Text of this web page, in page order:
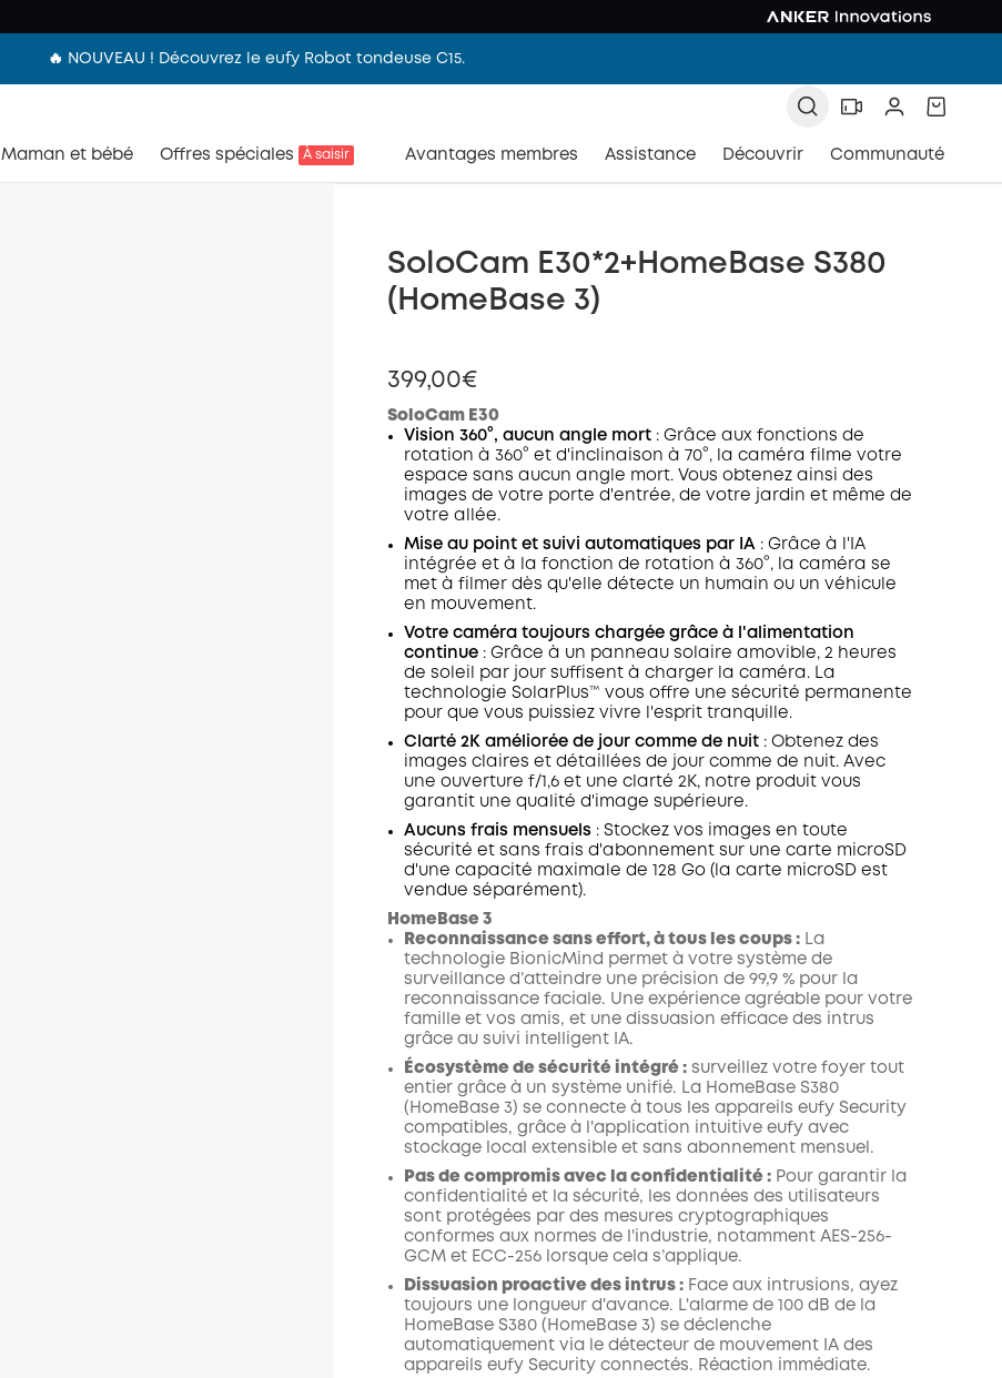
🔥 NOUVEAU ! Découvrez le eufy Robot tondeuse C15.
Maman et bébé Offres spéciales À saisir Avantages membres Assistance Découvrir Communauté
SoloCam E30*2+HomeBase S380
(HomeBase 3)
399,00€
SoloCam E30
Vision 360°, aucun angle mort : Grâce aux fonctions de
rotation à 360° et d'inclinaison à 70°, la caméra filme votre
espace sans aucun angle mort. Vous obtenez ainsi des
images de votre porte d'entrée, de votre jardin et même de
votre allée.
Mise au point et suivi automatiques par IA: Grâce à l'IA
intégrée et à la fonction de rotation à 360°, la caméra se
met à filmer dès qu'elle détecte un humain ou un véhicule
en mouvement.
Votre caméra toujours chargée grâce à l'alimentation
continue: Grâce à un panneau solaire amovible, 2 heures
de soleil par jour suffisent à charger la caméra. La
technologie SolarPlus™ vous offre une sécurité permanente
pour que vous puissiez vivre l'esprit tranquille.
Clarté 2K améliorée de jour comme de nuit: Obtenez des
images claires et détaillées de jour comme de nuit. Avec
une ouverture f/1,6 et une clarté 2K, notre produit vous
garantit une qualité d'image supérieure.
Aucuns frais mensuels: Stockez vos images en toute
sécurité et sans frais d'abonnement sur une carte microSD
d'une capacité maximale de 128 Go (la carte microSD est
vendue séparément).
HomeBase 3
Reconnaissance sans effort, à tous les coups :La
technologie BionicMind permet à votre système de
surveillance d’atteindre une précision de 99,9 % pour la
reconnaissance faciale. Une expérience agréable pour votre
famille et vos amis, et une dissuasion efficace des intrus
grâce au suivi intelligent IA.
Écosystème de sécurité intégré :surveillez votre foyer tout
entier grâce à un système unifié. La HomeBase S380
(HomeBase 3) se connecte à tous les appareils eufy Security
compatibles, grâce à l'application intuitive eufy avec
stockage local extensible et sans abonnement mensuel.
Pas de compromis avec la confidentialité : Pour garantir la
confidentialité et la sécurité, les données des utilisateurs
sont protégées par des mesures cryptographiques
conformes aux normes de l'industrie, notamment AES-256-
GCM et ECC-256 lorsque cela s’applique.
Dissuasion proactive des intrus :Face aux intrusions, ayez
toujours une longueur d'avance. L'alarme de 100 dB de la
HomeBase S380 (HomeBase 3) se déclenche
automatiquement via le détecteur de mouvement IA des
appareils eufy Security connectés. Réaction immédiate.